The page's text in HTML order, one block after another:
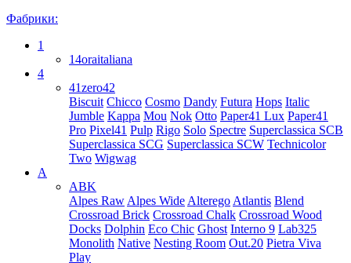
Фабрики:
1
14oraitaliana
4
41zero42
Biscuit Chicco Cosmo Dandy Futura Hops Italic
Jumble Kappa Mou Nok Otto Paper41 Lux Paper41
Pro Pixel41 Pulp Rigo Solo Spectre Superclassica SCB
Superclassica SCG Superclassica SCW Technicolor
Two Wigwag
A
ABK
Alpes Raw Alpes Wide Alterego Atlantis Blend
Crossroad Brick Crossroad Chalk Crossroad Wood
Docks Dolphin Eco Chic Ghost Interno 9 Lab325
Monolith Native Nesting Room Out.20 Pietra Viva
Play